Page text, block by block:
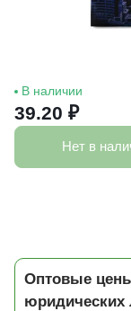
В наличии
39.20 ₽
Нет в
Оптовые
юридических